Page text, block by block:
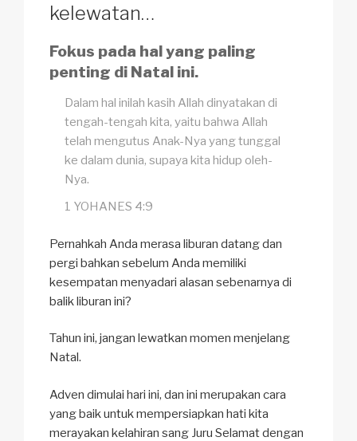
kelewatan…
Fokus pada hal yang paling
penting di Natal ini.
Dalam hal inilah kasih Allah dinyatakan di
tengah-tengah kita, yaitu bahwa Allah
telah mengutus Anak-Nya yang tunggal
ke dalam dunia, supaya kita hidup oleh-
Nya.
1 YOHANES 4:9
Pernahkah Anda merasa liburan datang dan
pergi bahkan sebelum Anda memiliki
kesempatan menyadari alasan sebenarnya di
balik liburan ini?
Tahun ini, jangan lewatkan momen menjelang
Natal.
Adven dimulai hari ini, dan ini merupakan cara
yang baik untuk mempersiapkan hati kita
merayakan kelahiran sang Juru Selamat dengan